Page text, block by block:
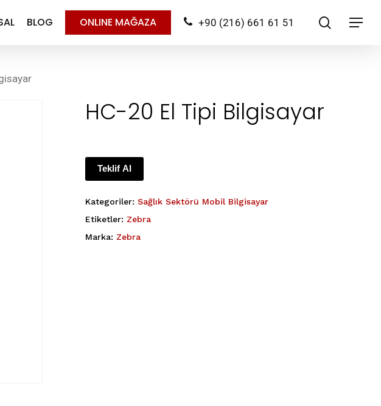
BLOG ONLINE MAĞAZA +90 (216) 661 61 51 search
Menu
HC-20 El Tipi Bilgisayar
Teklif Al
Kategoriler:Sağlık Sektörü Mobil Bilgisayar
Etiketler: Zebra
Marka: Zebra